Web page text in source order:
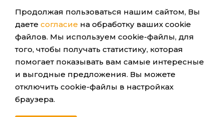
info@ussc.ru
Россия, 620100, г. Екатеринбург, ул. Ткачей, 6
ПОЛИТИКА КОНФИДЕНЦИАЛЬНОСТИ
Продолжая пользоваться нашим сайтом, Вы
даете согласие на обработку ваших cookie
файлов. Мы используем cookie-файлы, для
того, чтобы получать статистику, которая
помогает показывать вам самые интересные
и выгодные предложения. Вы можете
отключить cookie-файлы в настройках
браузера.